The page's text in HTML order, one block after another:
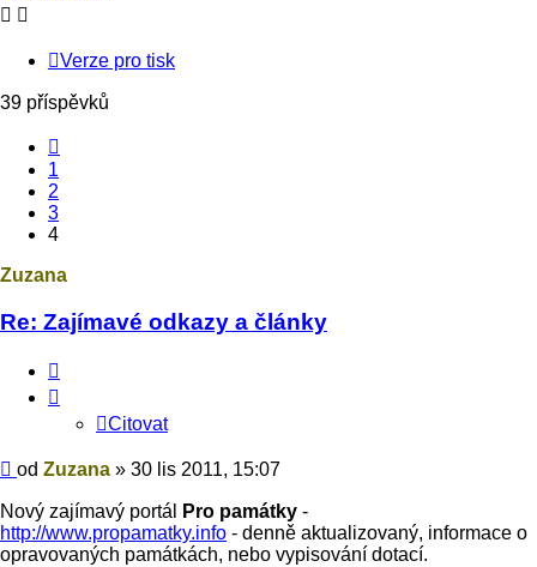
Verze pro tisk
39 příspěvků
1
2
3
4
Zuzana
Re: Zajímavé odkazy a články
Citovat
Příspěvek
od Zuzana » 30 lis 2011, 15:07
Nový zajímavý portál Pro památky -
http://www.propamatky.info - denně aktualizovaný, informace o
opravovaných památkách, nebo vypisování dotací.